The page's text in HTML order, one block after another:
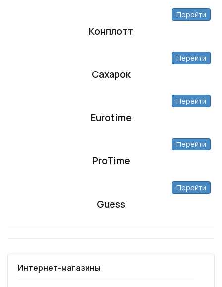
Конплотт
Перейти
Сахарок
Перейти
Eurotime
Перейти
ProTime
Перейти
Guess
Перейти
Интернет-магазины